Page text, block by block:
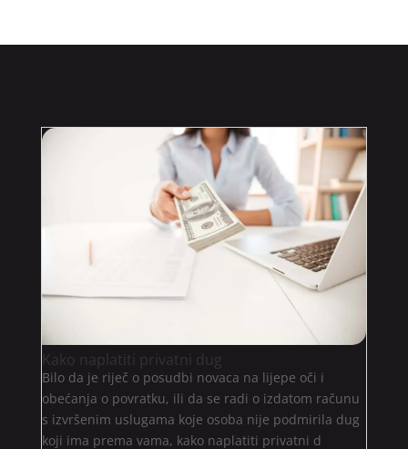
Kako naplatiti privatni dug
Bilo da je riječ o posudbi novaca na lijepe oči i
obećanja o povratku, ili da se radi o izdatom računu
s izvršenim uslugama koje osoba nije podmirila dug
koji ima prema vama, kako naplatiti privatni d